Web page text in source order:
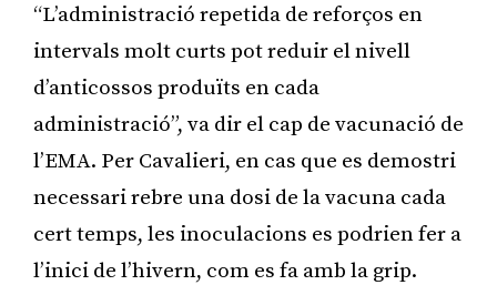
“L’administració repetida de reforços en
intervals molt curts pot reduir el nivell
d’anticossos produïts en cada
administració”, va dir el cap de vacunació de
l’EMA. Per Cavalieri, en cas que es demostri
necessari rebre una dosi de la vacuna cada
cert temps, les inoculacions es podrien fer a
l’inici de l’hivern, com es fa amb la grip.